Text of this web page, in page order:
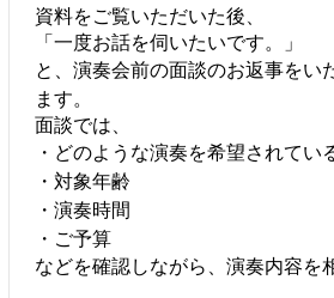
資料をご覧いただいた後、
「一度お話を伺いたいです。」
と、演奏会前の面談のお返事をい
ます。
面談では、
・どのような演奏を希望されてい
・対象年齢
・演奏時間
・ご予算
などを確認しながら、演奏内容を